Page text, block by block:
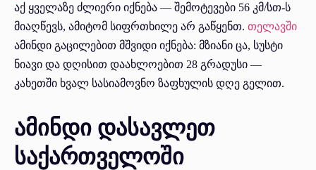
აქ ყველაზე ძლიერი იქნება — შემოტევები 56 კმ/სთ-ს
მიაღწევს, ამიტომ სიფრთხილე არ გაწყენთ. თელავში
ამინდი გაცილებით მშვიდი იქნება: მზიანი ცა, სუსტი
ნიავი და დღისით დაახლოებით 28 გრადუსი —
კახეთში ხვალ სასიამოვნო ზაფხულის დღე გელით.
ამინდი დასავლეთ
საქართველოში